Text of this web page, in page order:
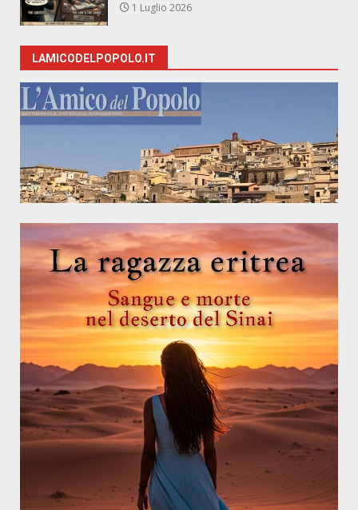
1 Luglio 2026
LAMICODELPOPOLO.IT